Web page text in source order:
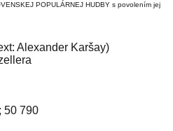
POPULÁRNEJ HUDBY s povolením jej
Alexander Karšay)
50 790